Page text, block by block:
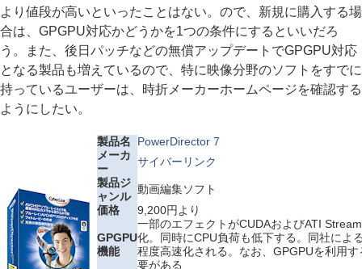
より値段が高いといったことはない。ので、新規に購入する場
合は、GPGPU対応かどうかを1つの条件にするといいだろ
う。また、後日パッチなどの無償アップデートでGPGPU対応
となる製品も増えているので、特に映像分野のソフトをすでに
持っているユーザーは、時折メーカーホームページを確認する
ようにしたい。
製品名
PowerDirector 7
メーカ
ー
サイバーリンク
製品ジ
ャンル
動画編集ソフト
価格
9,200円より
GPGPU
機能
一部のエフェクトがCUDAおよびATI
化。同時にCPU負荷も低下する。同社によ
程度高速化される。なお、GPGPUを利用
要がある